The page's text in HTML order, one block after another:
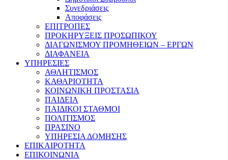
Συνεδριάσεις
Αποφάσεις
ΕΠΙΤΡΟΠΕΣ
ΠΡΟΚΗΡΥΞΕΙΣ ΠΡΟΣΩΠΙΚΟΥ
ΔΙΑΓΩΝΙΣΜΟΥ ΠΡΟΜΗΘΕΙΩΝ – ΕΡΓΩΝ
ΔΙΑΦΑΝΕΙΑ
ΥΠΗΡΕΣΙΕΣ
ΑΘΛΗΤΙΣΜΟΣ
ΚΑΘΑΡΙΟΤΗΤΑ
ΚΟΙΝΩΝΙΚΗ ΠΡΟΣΤΑΣΙΑ
ΠΑΙΔΕΙΑ
ΠΑΙΔΙΚΟΙ ΣΤΑΘΜΟΙ
ΠΟΛΙΤΙΣΜΟΣ
ΠΡΑΣΙΝΟ
ΥΠΗΡΕΣΙΑ ΔΟΜΗΣΗΣ
ΕΠΙΚΑΙΡΟΤΗΤΑ
ΕΠΙΚΟΙΝΩΝΙΑ